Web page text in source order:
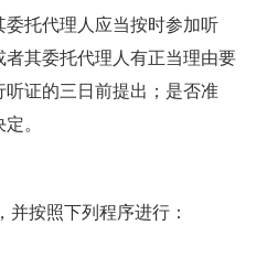
托代理人应当按时参加听
其委托代理人有正当理由要
证的三日前提出；是否准
。
并按照下列程序进行：